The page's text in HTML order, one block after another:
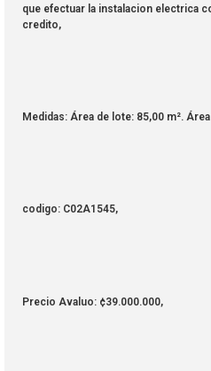
que efectuar la instalacion electrica
credito,
Medidas: Área de lote: 85,00 m².
codigo: C02A1545,
Precio Avaluo: ¢39.000.000,